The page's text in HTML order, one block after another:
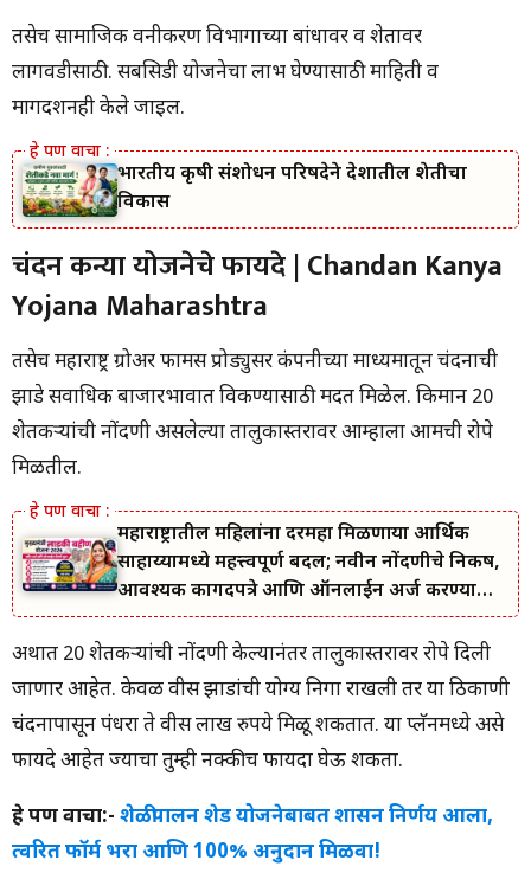
तसेच सामाजिक वनीकरण विभागाच्या बांधावर व शेतावर
लागवडीसाठी. सबसिडी योजनेचा लाभ घेण्यासाठी माहिती व
मार्गदर्शनही केले जाईल.
भारतीय कृषी संशोधन परिषदेने देशातील शेतीचा
विकास
चंदन कन्या योजनेचे फायदे | Chandan Kanya
Yojana Maharashtra
तसेच महाराष्ट्र ग्रोअर फार्मर्स प्रोड्युसर कंपनीच्या माध्यमातून चंदनाची
झाडे सर्वाधिक बाजारभावात विकण्यासाठी मदत मिळेल. किमान 20
शेतकऱ्यांची नोंदणी असलेल्या तालुकास्तरावर आम्हाला आमची रोपे
मिळतील.
महाराष्ट्रातील महिलांना दरमहा मिळणाऱ्या आर्थिक
साहाय्यामध्ये महत्त्वपूर्ण बदल; नवीन नोंदणीचे निकष,
आवश्यक कागदपत्रे आणि ऑनलाईन अर्ज करण्याची
सोपी प्रक्रिया जाणून घ्या.
अर्थात 20 शेतकऱ्यांची नोंदणी केल्यानंतर तालुकास्तरावर रोपे दिली
जाणार आहेत. केवळ वीस झाडांची योग्य निगा राखली तर या ठिकाणी
चंदनापासून पंधरा ते वीस लाख रुपये मिळू शकतात. या प्लॅनमध्ये असे
फायदे आहेत ज्याचा तुम्ही नक्कीच फायदा घेऊ शकता.
हे पण वाचा:- शेळीपालन शेड योजनेबाबत शासन निर्णय आला,
त्वरित फॉर्म भरा आणि 100% अनुदान मिळवा!